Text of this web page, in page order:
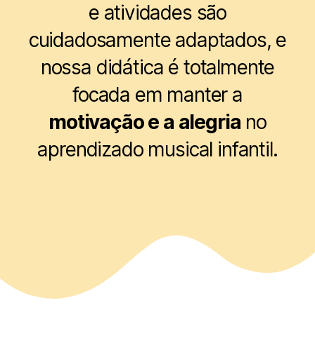
e atividades são
cuidadosamente adaptados, e
nossa didática é totalmente
focada em manter a
motivação e a alegria no
aprendizado musical infantil.